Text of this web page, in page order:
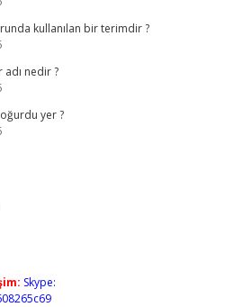
kullanılan bir terimdir ?
adı nedir ?
yer ?
Skype: